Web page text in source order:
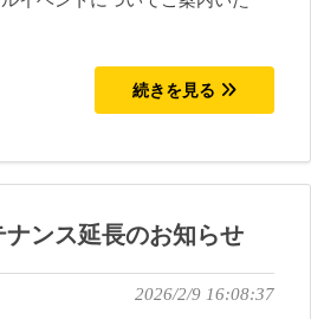
続きを見る
ナンス延長のお知らせ
2026/2/9 16:08:37